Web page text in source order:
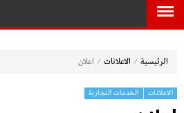
الرئيسية ⁄ الاعلانات ⁄ اعلان
الاعلانات الخدمات التجارية